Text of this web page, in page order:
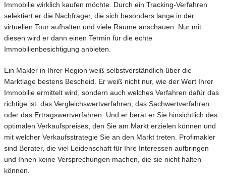
Immobilie wirklich kaufen möchte. Durch ein Tracking-Verfahren
selektiert er die Nachfrager, die sich besonders lange in der
virtuellen Tour aufhalten und viele Räume anschauen. Nur mit
diesen wird er dann einen Termin für die echte
Immobilienbesichtigung anbieten.
Ein Makler in Ihrer Region weiß selbstverständlich über die
Marktlage bestens Bescheid. Er weiß nicht nur, wie der Wert Ihrer
Immobilie ermittelt wird, sondern auch welches Verfahren dafür das
richtige ist: das Vergleichswertverfahren, das Sachwertverfahren
oder das Ertragswertverfahren. Und er berät er Sie hinsichtlich des
optimalen Verkaufspreises, den Sie am Markt erzielen können und
mit welcher Verkaufsstrategie Sie an den Markt treten. Profimakler
sind Berater, die viel Leidenschaft für Ihre Interessen aufbringen
und Ihnen keine Versprechungen machen, die sie nicht halten
können.